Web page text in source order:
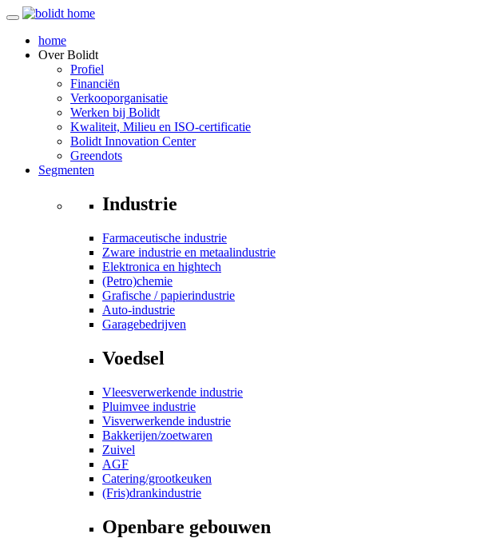
home
OverBolidt
Profiel
Financiën
Verkooporganisatie
Werken bij Bolidt
Kwaliteit, Milieu en ISO-certificatie
Bolidt Innovation Center
Greendots
Segmenten
Industrie
Farmaceutische industrie
Zware industrie en metaalindustrie
Elektronica en hightech
(Petro)chemie
Grafische / papierindustrie
Auto-industrie
Garagebedrijven
Voedsel
Vleesverwerkende industrie
Pluimvee industrie
Visverwerkende industrie
Bakkerijen/zoetwaren
Zuivel
AGF
Catering/grootkeuken
(Fris)drankindustrie
Openbare gebouwen